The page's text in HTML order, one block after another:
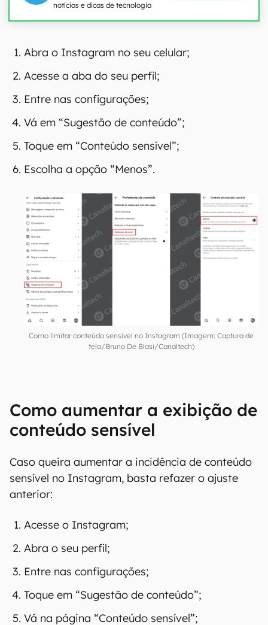
notícias e dicas de tecnologia
Abra o Instagram no seu celular;
Acesse a aba do seu perfil;
Entre nas configurações;
Vá em “Sugestão de conteúdo”;
Toque em “Conteúdo sensível”;
Escolha a opção “Menos”.
Como limitar conteúdo sensível no Instagram (Imagem: Captura de
tela/Bruno De Blasi/Canaltech)
Como aumentar a exibição de
conteúdo sensível
Caso queira aumentar a incidência de conteúdo
sensível no Instagram, basta refazer o ajuste
anterior:
Acesse o Instagram;
Abra o seu perfil;
Entre nas configurações;
Toque em “Sugestão de conteúdo”;
Vá na página “Conteúdo sensível”;